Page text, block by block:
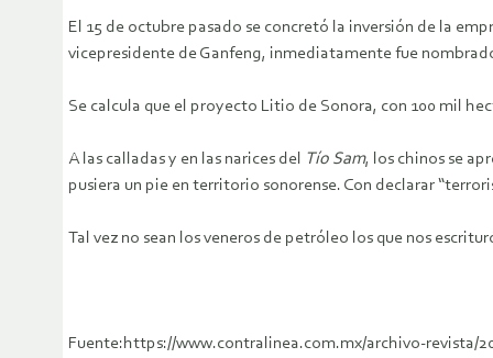
El 15 de octubre pasado se concretó la inversión de la
vicepresidente de Ganfeng, inmediatamente fue
Se calcula que el proyecto Litio de Sonora, con 100 mil
A las calladas y en las narices del Tío Sam, los chinos se
pusiera un pie en territorio sonorense. Con declarar
Tal vez no sean los veneros de petróleo los que nos
Fuente:https://www.contralinea.com.mx/archivo-revista/